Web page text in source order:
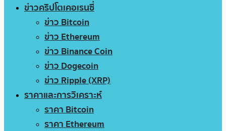
ข่าวคริปโตเคอเรนซี่
ข่าว Bitcoin
ข่าว Ethereum
ข่าว Binance Coin
ข่าว Dogecoin
ข่าว Ripple (XRP)
ราคาและการวิเคราะห์
ราคา Bitcoin
ราคา Ethereum